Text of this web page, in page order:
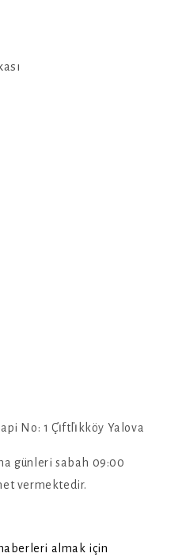
No: 1 Çi̇ftli̇kköy Yalova
günleri sabah 09:00
vermektedir.
almak için